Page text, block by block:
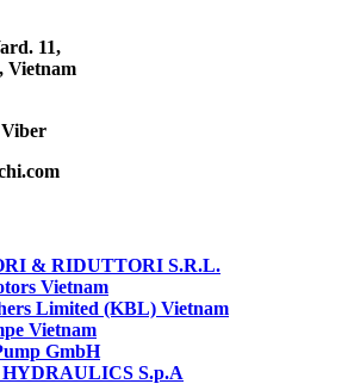
11,
Vietnam
& RIDUTTORI S.R.L.
Vietnam
Limited (KBL) Vietnam
Vietnam
GmbH
S.p.A